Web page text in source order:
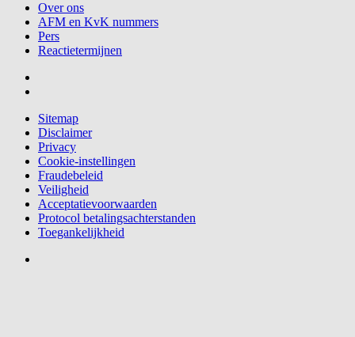
Over ons
AFM en KvK nummers
Pers
Reactietermijnen
Sitemap
Disclaimer
Privacy
Cookie-instellingen
Fraudebeleid
Veiligheid
Acceptatievoorwaarden
Protocol betalingsachterstanden
Toegankelijkheid